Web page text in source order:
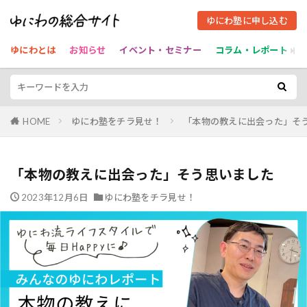
ゆにわ塾に申し込む
ゆにわとは お知らせ イベント・セミナー コラム・レポート
HOME ゆにわ塾をチラ見せ！ 「本物の教えに出会った」そ
「本物の教えに出会った」そう思いました
2023年12月6日 ゆにわ塾をチラ見せ！